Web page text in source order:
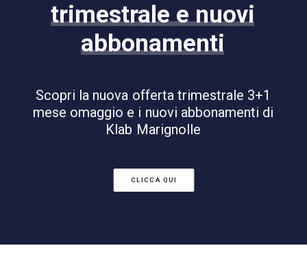
trimestrale e nuovi
abbonamenti
Scopri la nuova offerta trimestrale 3+1
mese omaggio e i nuovi abbonamenti di
Klab Marignolle
CLICCA QUI